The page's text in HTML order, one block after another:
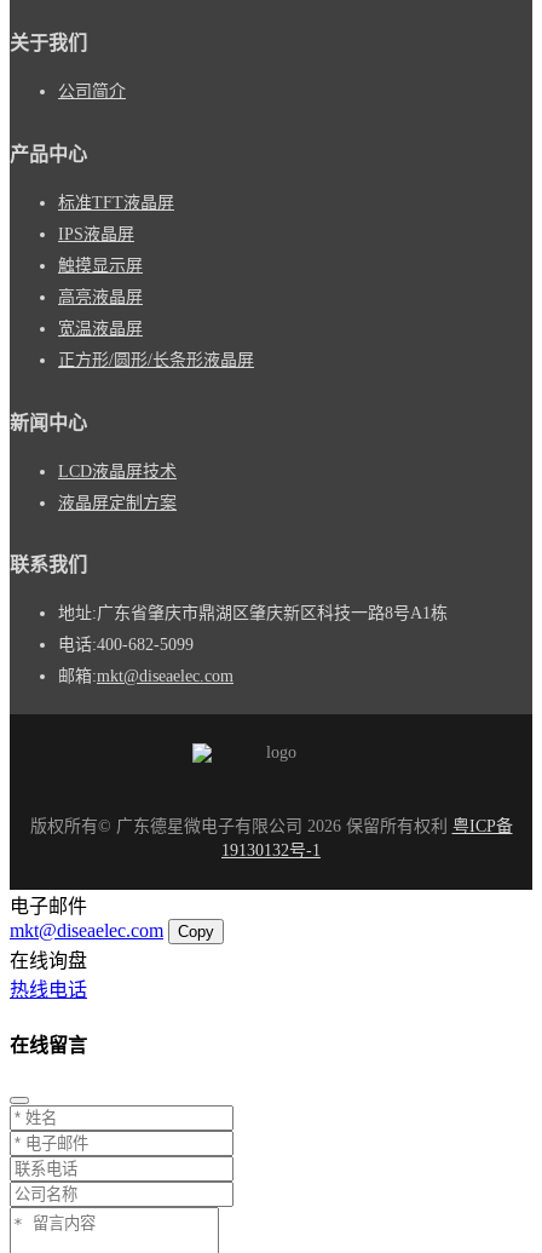
关于我们
公司简介
产品中心
标准TFT液晶屏
IPS液晶屏
触摸显示屏
高亮液晶屏
宽温液晶屏
正方形/圆形/长条形液晶屏
新闻中心
LCD液晶屏技术
液晶屏定制方案
联系我们
地址:广东省肇庆市鼎湖区肇庆新区科技一路8号A1栋
电话:400-682-5099
邮箱:mkt@diseaelec.com
版权所有© 广东德星微电子有限公司 2026 保留所有权利 粤ICP备
19130132号-1
电子邮件
mkt@diseaelec.com
Copy
在线询盘
热线电话
在线留言